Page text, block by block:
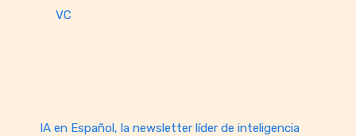
VC
IA en Español, la newsletter líder de inteligencia